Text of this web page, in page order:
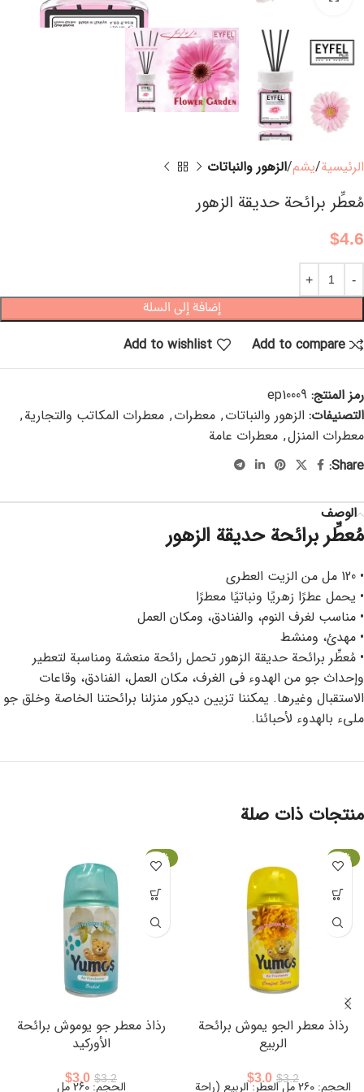
الرئيسية يشم الزهور والنباتات
مُعطِّر برائحة حديقة الزهور
$4.6
إضافة إلى السلة
Add to compare
Add to wishlist
رمز المنتج: ep10009
التصنيفات: الزهور والنباتات, معطرات, معطرات المكاتب والتجارية,
معطرات المنزل, معطرات عامة
Share:
الوصف
مُعطِّر برائحة حديقة الزهور
• 120 مل من الزيت العطري
• يحمل عطرًا زهريًا ونباتيًا معطرًا
• مناسب لغرف النوم، والفنادق، ومكان العمل
• مهدئ، ومنشط
• مُعطِّر برائحة حديقة الزهور تحمل رائحة منعشة ومناسبة لتعطير
وإحداث جو من الهدوء في الغرف، مكان العمل، الفنادق، وقاعات
الاستقبال وغيرها. يمكننا تزيين ديكور منزلنا برائحتنا الخاصة وخلق جو
مليء بالهدوء لأحبائنا.
منتجات ذات صلة
-6%
رذاذ معطر الجو يموش برائحة
الربيع
$3.2
$3.0
الحجم: 260 مل العطر: الربيع (راحة
-6%
رذاذ معطر جو يوموش برائحة
الأوركيد
$3.2
$3.0
الحجم: 260 مل